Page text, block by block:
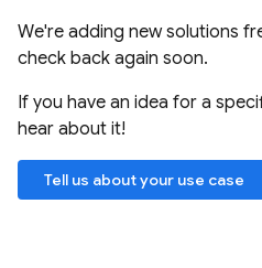
We're adding new solutions
check back again soon.
If you have an idea for a
hear about it!
Tell us about your use case